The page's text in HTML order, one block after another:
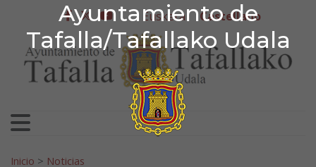
Ayuntamiento de
Tafalla/Tafallako Udala
Ir al contenido
Ayuntamiento de
facebook
twitter
youtube
Euskera Castellano
Search for:
Inicio > Noticias